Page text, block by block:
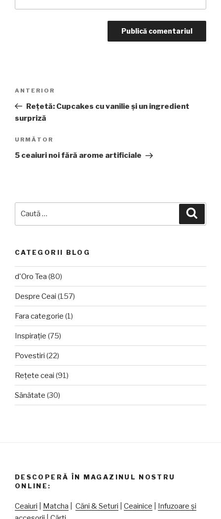
articole
Articolul
anterior
ANTERIOR
Reţetă: Cupcakes cu vanilie şi un ingredient
surpriză
Articolul
următor
URMĂTOR
5 ceaiuri noi fără arome artificiale
CATEGORII BLOG
d'Oro Tea (80)
Despre Ceai (157)
Fara categorie (1)
Inspirație (75)
Povestiri (22)
Rețete ceai (91)
Sănătate (30)
DESCOPERĂ ÎN MAGAZINUL NOSTRU
ONLINE:
Ceaiuri Matcha Căni & Seturi Ceainice
Infuzoare și